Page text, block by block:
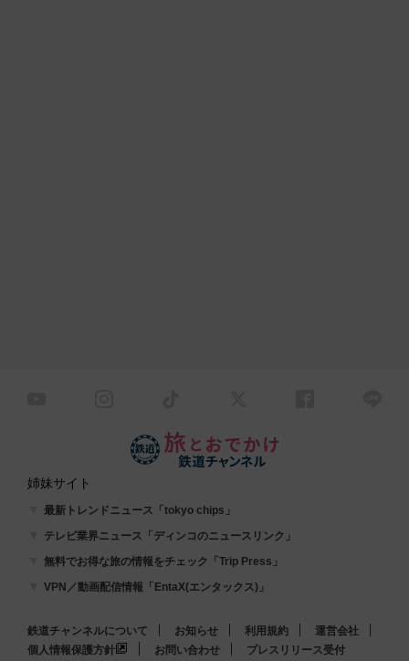
姉妹サイト
最新トレンドニュース「tokyo chips」
テレビ業界ニュース「ディンコのニュースリンク」
無料でお得な旅の情報をチェック「Trip Press」
VPN／動画配信情報「EntaX(エンタックス)」
鉄道チャンネルについて お知らせ 利用規約
運営会社
個人情報保護方針
お問い合わせ プレスリリース受付